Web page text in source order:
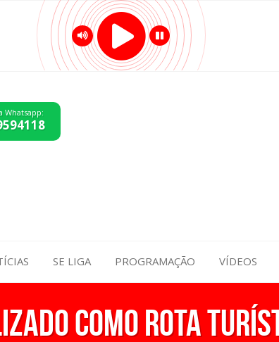
Whatsapp:
SE LIGA PROGRAMAÇÃO VÍDEOS
como rota